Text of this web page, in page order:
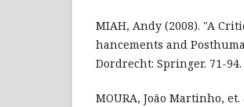
MIAH, Andy (2008). "A
hancements and
Dordrecht: Springer. 71-94.
MOURA, João Martinho,